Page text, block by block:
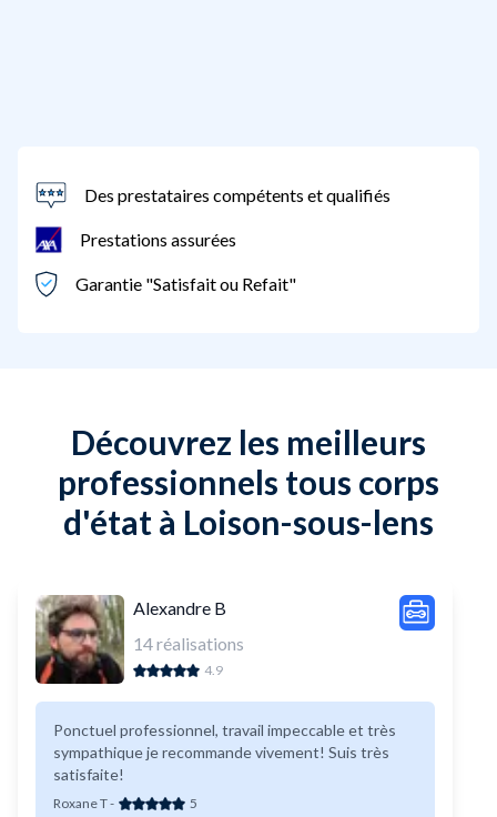
Des prestataires compétents et qualifiés
Prestations assurées
Garantie "Satisfait ou Refait"
Découvrez les meilleurs
professionnels tous corps
d'état à Loison-sous-lens
Alexandre B
14réalisations
4.9
Ponctuel professionnel, travail impeccable et très
sympathique je recommande vivement! Suis très
satisfaite!
Roxane T- 5